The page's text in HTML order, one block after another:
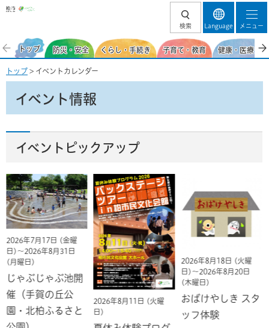
柏市
検索 Language メニュー
トップ 防災・安全 くらし・手続き 子育て・教育 健康・医療・
トップ > イベントカレンダー
イベント情報
イベントピックアップ
2026年7月17日 (金曜
日)～2026年8月31日
(月曜日)
じゃぶじゃぶ池開
催（手賀の丘公
園・北柏ふるさと
2026年8月11日 (火曜
日)
2026年8月18日 (火曜
日)～2026年8月20日
(木曜日)
おばけやしき スタ
ッフ体験